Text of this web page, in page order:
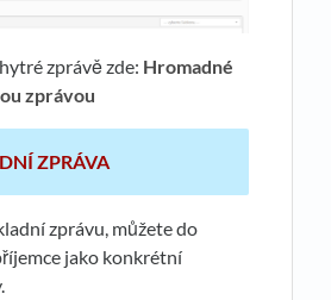
zprávě zde: Hromadné
zprávou
ZPRÁVA
zprávu, můžete do
jako konkrétní